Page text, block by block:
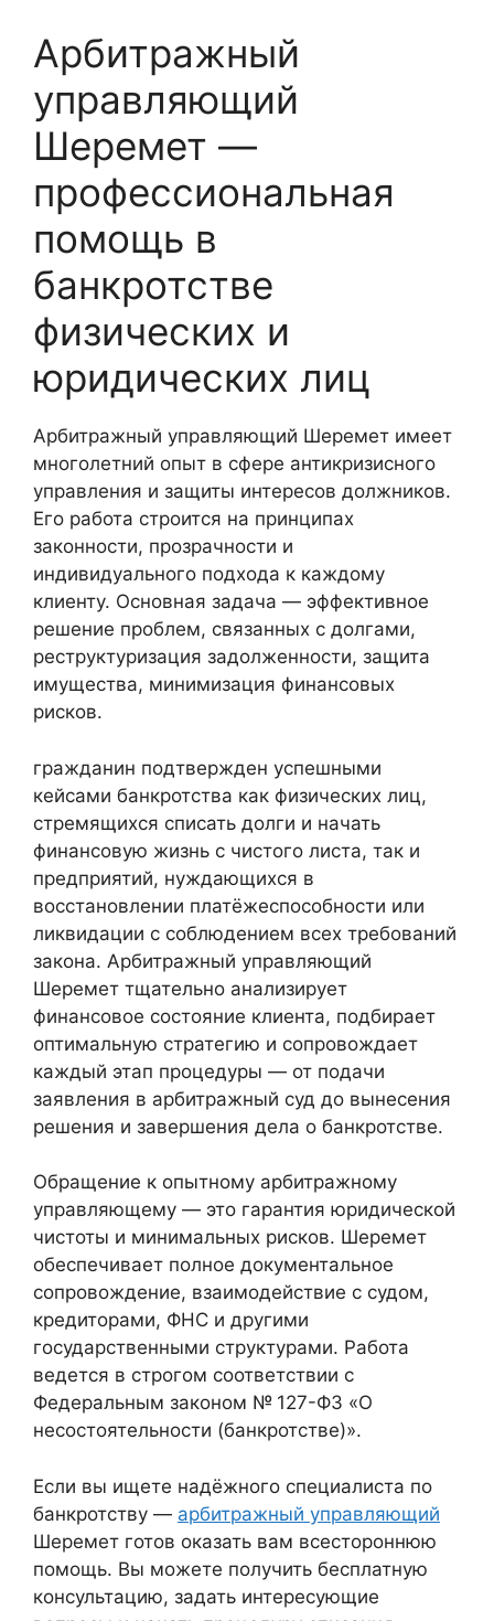
Арбитражный
управляющий
Шеремет —
профессиональная
помощь в
банкротстве
физических и
юридических лиц
Арбитражный управляющий Шеремет имеет
многолетний опыт в сфере антикризисного
управления и защиты интересов должников.
Его работа строится на принципах
законности, прозрачности и
индивидуального подхода к каждому
клиенту. Основная задача — эффективное
решение проблем, связанных с долгами,
реструктуризация задолженности, защита
имущества, минимизация финансовых
рисков.
гражданин подтвержден успешными
кейсами банкротства как физических лиц,
стремящихся списать долги и начать
финансовую жизнь с чистого листа, так и
предприятий, нуждающихся в
восстановлении платёжеспособности или
ликвидации с соблюдением всех требований
закона. Арбитражный управляющий
Шеремет тщательно анализирует
финансовое состояние клиента, подбирает
оптимальную стратегию и сопровождает
каждый этап процедуры — от подачи
заявления в арбитражный суд до вынесения
решения и завершения дела о банкротстве.
Обращение к опытному арбитражному
управляющему — это гарантия юридической
чистоты и минимальных рисков. Шеремет
обеспечивает полное документальное
сопровождение, взаимодействие с судом,
кредиторами, ФНС и другими
государственными структурами. Работа
ведется в строгом соответствии с
Федеральным законом № 127-ФЗ «О
несостоятельности (банкротстве)».
Если вы ищете надёжного специалиста по
банкротству — арбитражный управляющий
Шеремет готов оказать вам всестороннюю
помощь. Вы можете получить бесплатную
консультацию, задать интересующие